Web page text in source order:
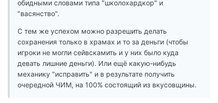
обидными словами типа "школохардкор" и
"васянство".
С тем же успехом можно разрешить делать
сохранения только в храмах и то за деньги (чтобы
игроки не могли сейвскамить и у них было куда
девать лишние деньги). Или ещё какую-нибудь
механику "исправить" и в результате получить
очередной ЧИМ, на 100% состоящий из вкусовщины.